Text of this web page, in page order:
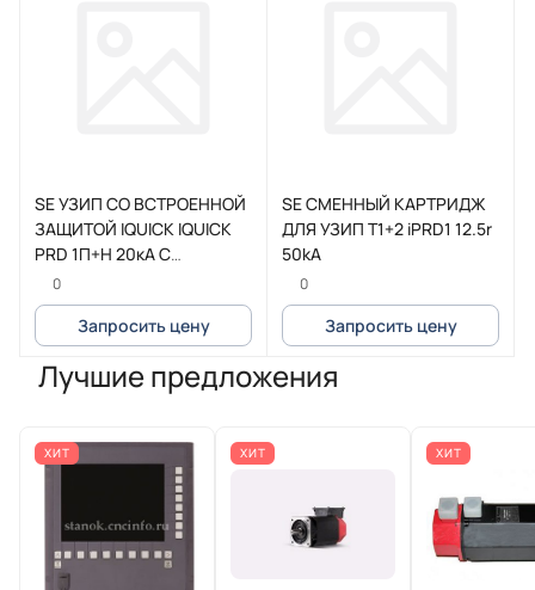
SE УЗИП СО ВСТРОЕННОЙ
ЗАЩИТОЙ IQUICK IQUICK
PRD 1П+Н 20кА С
КАРТРИДЖАМИ
0
Запросить цену
SE СМЕННЫЙ КАРТРИДЖ
ДЛЯ УЗИП Т1+2 iPRD1 12.5r
50kA
0
Запросить цену
Лучшие предложения
ХИТ ХИТ ХИТ